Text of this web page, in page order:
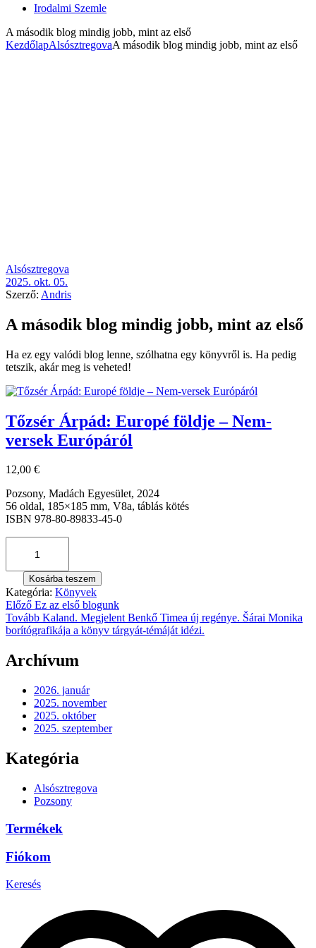
Irodalmi Szemle
A második blog mindig jobb, mint az első
KezdőlapAlsósztregovaA második blog mindig jobb, mint az első
Kategória
Alsósztregova
2025. okt. 05.
Szerző: Andris
A második blog mindig jobb, mint az első
Ha ez egy valódi blog lenne, szólhatna egy könyvről is. Ha pedig
tetszik, akár meg is veheted!
Tőzsér Árpád: Europé földje – Nem-
versek Európáról
12,00 €
Pozsony, Madách Egyesület, 2024
56 oldal, 185×185 mm, V8a, táblás kötés
ISBN 978-80-89833-45-0
Kosárba teszem
Kategória: Könyvek
Bejegyzés
navigáció
Előző Ez az első blogunk
Tovább Kaland. Megjelent Benkő Timea új regénye. Šárai Monika
borítógrafikája a könyv tárgyát-témáját idézi.
Archívum
2026. január
2025. november
2025. október
2025. szeptember
Kategória
Alsósztregova
Pozsony
Termékek
Fiókom
Keresés